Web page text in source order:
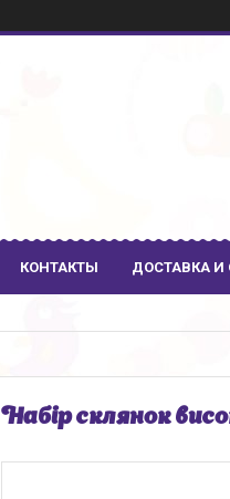
КОНТАКТЫ ДОСТАВКА И
Набір склянок